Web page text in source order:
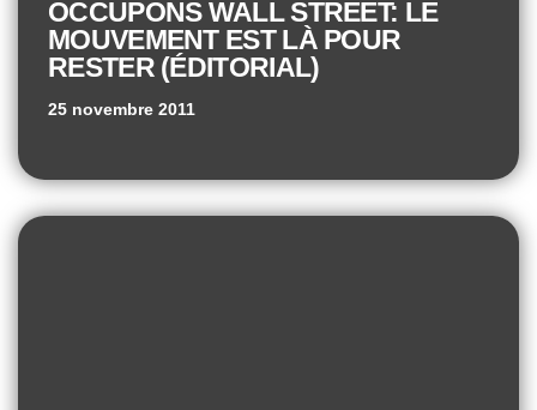
OCCUPONS WALL STREET: LE
MOUVEMENT EST LÀ POUR
RESTER (ÉDITORIAL)
25 novembre 2011